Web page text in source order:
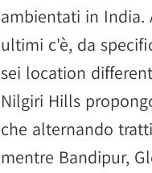
ambientati in India.
ultimi c'è, da
sei location
Nilgiri Hills
che alternando
mentre Bandipur,